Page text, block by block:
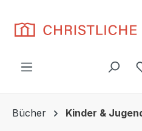
Bücher Kinder &